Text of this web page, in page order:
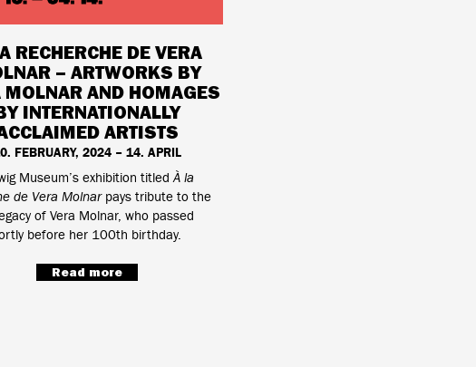
RECHERCHE DE VERA
– ARTWORKS BY
MOLNAR AND HOMAGES
INTERNATIONALLY
ARTISTS
FEBRUARY, 2024 – 14. APRIL
Museum’s exhibition titled À la
de Vera Molnarpays tribute to the
of Vera Molnar, who passed
before her 100th birthday.
Read more